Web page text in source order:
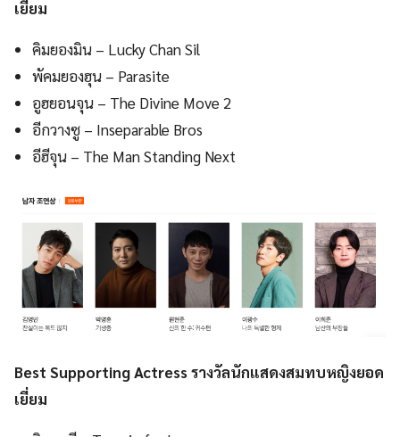
เยี่ยม
คิมยองมิน – Lucky Chan Sil
พัคมยองฮุน – Parasite
อูฮยอนจุน – The Divine Move 2
อีกวางซู – Inseparable Bros
อีฮีจุน – The Man Standing Next
Best Supporting Actress รางวัลนักแสดงสมทบหญิงยอด
เยี่ยม